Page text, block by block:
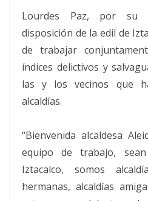
Lourdes Paz, por su
disposición de la edil de
de trabajar
índices delictivos y
las y los vecinos que
alcaldías.
“Bienvenida alcaldesa
equipo de trabajo,
Iztacalco, somos
hermanas, alcaldías